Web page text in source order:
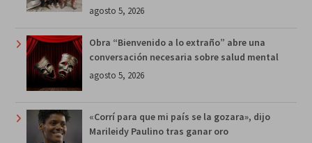
agosto 5, 2026
Obra “Bienvenido a lo extraño” abre una
conversación necesaria sobre salud mental
agosto 5, 2026
«Corrí para que mi país se la gozara», dijo
Marileidy Paulino tras ganar oro